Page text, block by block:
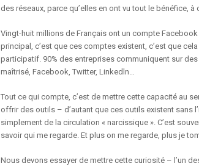
des réseaux, parce qu’elles en ont vu tout le bénéfice,
Vingt-huit millions de Français ont un compte
principal, c’est que ces comptes existent, c’est que
participatif. 90% des entreprises communiquent sur
maîtrisé, Facebook, Twitter, Linkedln…
Tout ce qui compte, c’est de mettre cette capacité au
offrir des outils – d’autant que ces outils existent sans
simplement de la circulation « narcissique ». C’est
savoir qui me regarde. Et plus on me regarde, plus je
Nous devons essayer de mettre cette curiosité – l’un